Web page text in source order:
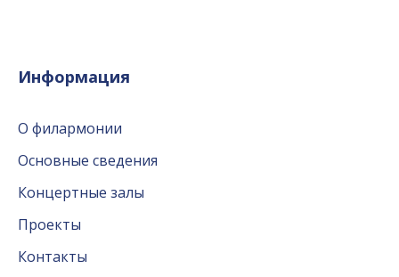
Информация
О филармонии
Основные сведения
Концертные залы
Проекты
Контакты